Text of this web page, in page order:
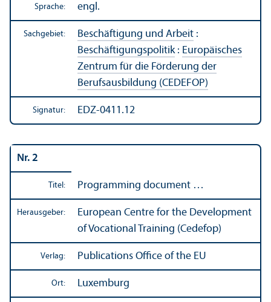
Sprache: engl.
Sachgebiet: Beschäftigung und Arbeit :
Beschäftigungs­politik: Europäisches
Zentrum für die Förderung der
Berufsausbildung (CEDEFOP)
Signatur: EDZ-0411.12
Nr. 2
Titel: Programming document …
Herausgeber:
European Centre for the Development
of Vocational Training (Cedefop)
Verlag: Publications Office of the EU
Ort: Luxemburg